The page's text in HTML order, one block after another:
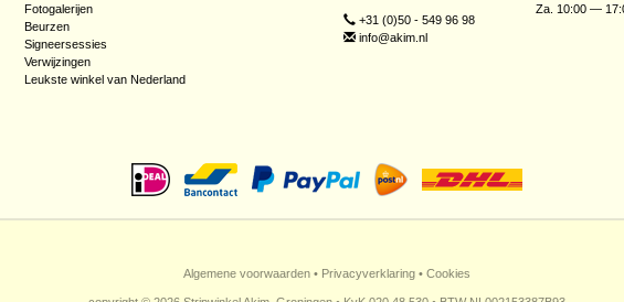
Fotogalerijen
Beurzen
Signeersessies
Verwijzingen
Leukste winkel van Nederland
+31 (0)50 - 549 96 98
info@akim.nl
Za. 10:00 —
Algemene voorwaarden • Privacyverklaring • Cookies